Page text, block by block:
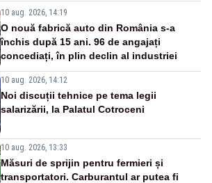
10 aug. 2026, 14:19
O nouă fabrică auto din România s-a
închis după 15 ani. 96 de angajați
concediați, în plin declin al industriei
10 aug. 2026, 14:12
Noi discuții tehnice pe tema legii
salarizării, la Palatul Cotroceni
10 aug. 2026, 13:33
Măsuri de sprijin pentru fermieri și
transportatori. Carburantul ar putea fi